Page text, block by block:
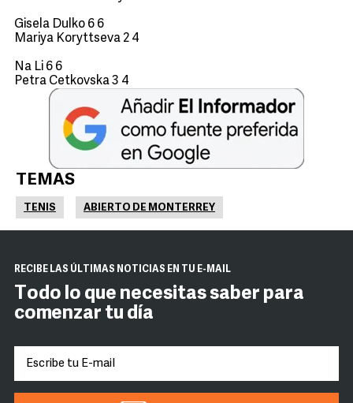
Gisela Dulko 6 6
Mariya Koryttseva 2 4
Na Li 6 6
Petra Cetkovska 3 4
TEMAS
TENIS ABIERTO DE MONTERREY
RECIBE LAS ÚLTIMAS NOTICIAS EN TU E-MAIL
Todo lo que necesitas saber para
comenzar tu día